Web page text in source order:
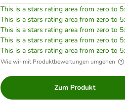
This is a stars rating area from zero to
This is a stars rating area from zero to
This is a stars rating area from zero to
This is a stars rating area from zero to
This is a stars rating area from zero to
Wie wir mit Produktbewertungen umgehen
Zum Produkt